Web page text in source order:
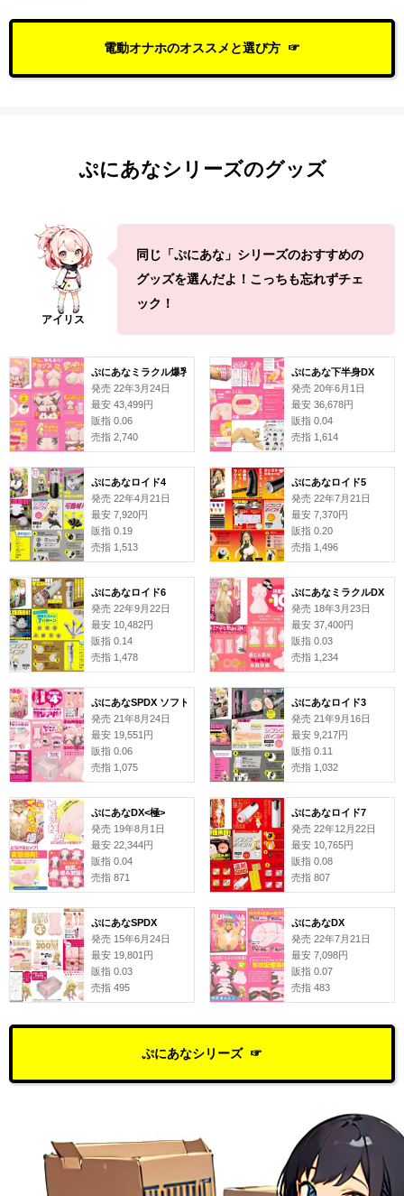
電動オナホのオススメと選び方
ぷにあなシリーズのグッズ
同じ「ぷにあな」シリーズのおすすめの
グッズを選んだよ！こっちも忘れずチェ
ック！
ぷにあなミラクル爆乳DX
発売 22年3月24日
最安 43,499円
販指 0.06
売指 2,740
ぷにあな下半身DX
発売 20年6月1日
最安 36,678円
販指 0.04
売指 1,614
ぷにあなロイド4
発売 22年4月21日
最安 7,920円
販指 0.19
売指 1,513
ぷにあなロイド5
発売 22年7月21日
最安 7,370円
販指 0.20
売指 1,496
ぷにあなロイド6
発売 22年9月22日
最安 10,482円
販指 0.14
売指 1,478
ぷにあなミラクルDX
発売 18年3月23日
最安 37,400円
販指 0.03
売指 1,234
ぷにあなSPDX ソフト
発売 21年8月24日
最安 19,551円
販指 0.06
売指 1,075
ぷにあなロイド3
発売 21年9月16日
最安 9,217円
販指 0.11
売指 1,032
ぷにあなDX<極>
発売 19年8月1日
最安 22,344円
販指 0.04
売指 871
ぷにあなロイド7
発売 22年12月22日
最安 10,765円
販指 0.08
売指 807
ぷにあなSPDX
発売 15年6月24日
最安 19,801円
販指 0.03
売指 495
ぷにあなDX
発売 22年7月21日
最安 7,098円
販指 0.07
売指 483
ぷにあなシリーズ